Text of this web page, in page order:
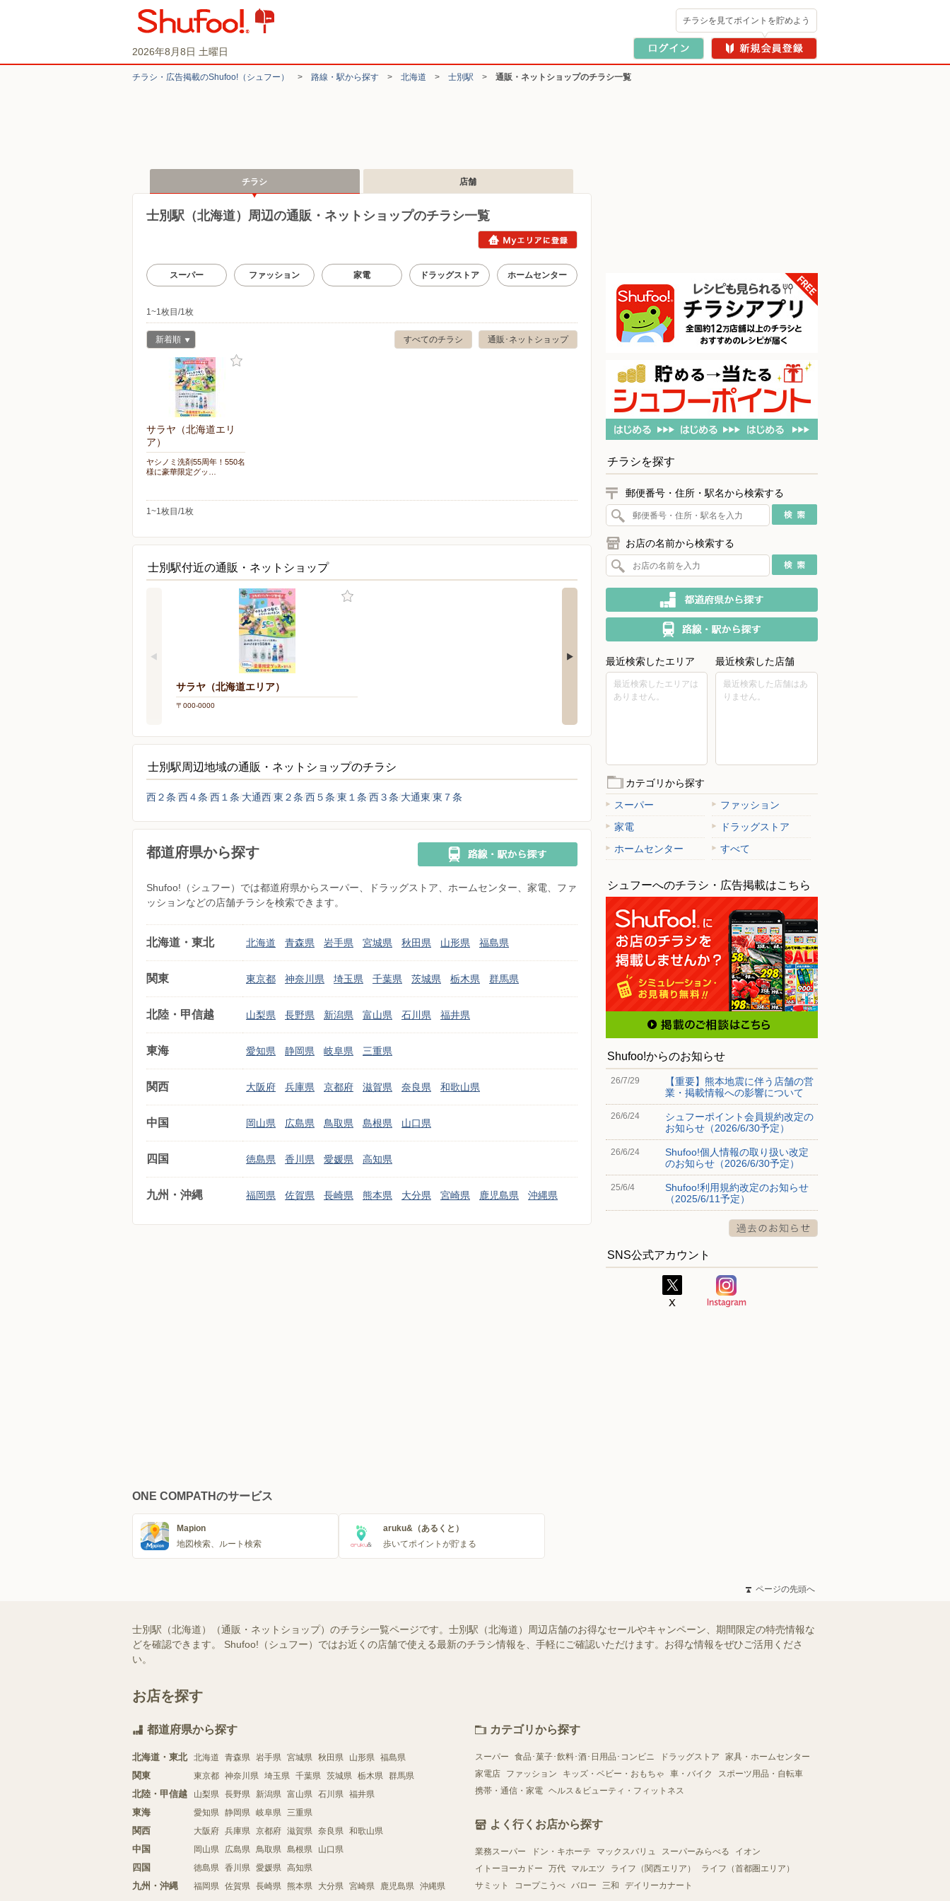
2026年8月8日 土曜日
チラシを見てポイントを貯めよう
チラシ・​広告掲載の​Shufoo!​（シュフー） > 路線・駅から探す > 北海道 > 士別駅 > 通販・ネットショップのチラシ一覧
チラシ 店舗
士別駅（北海道）周辺の通販・ネットショップのチラシ一覧
スーパー ファッション 家電 ドラッグストア ホームセンター
1~1枚目/1枚
通販･ネットショップ
すべてのチラシ
新着順
サラヤ（北海道エリ
ア）
ヤシノミ洗剤55周年！550名
様に豪華限定グッ…
1~1枚目/1枚
士別駅付近の通販・ネットショップ
サラヤ（北海道エリア）
〒000-0000
士別駅周辺地域の通販・ネットショップのチラシ
西２条 西４条 西１条 大通西東２条 西５条 東１条 西３条 大通東 東７条
都道府県から探す
Shufoo!（シュフー）では都道府県からスーパー、ドラッグストア、ホームセンター、家電、ファ
ッションなどの店舗チラシを検索できます。
北海道・東北 北海道 青森県 岩手県 宮城県 秋田県 山形県 福島県
関東 東京都 神奈川県 埼玉県 千葉県 茨城県 栃木県 群馬県
北陸・甲信越 山梨県 長野県 新潟県 富山県 石川県 福井県
東海 愛知県 静岡県 岐阜県 三重県
関西 大阪府 兵庫県 京都府 滋賀県 奈良県 和歌山県
中国 岡山県 広島県 鳥取県 島根県 山口県
四国 徳島県 香川県 愛媛県 高知県
九州・沖縄 福岡県 佐賀県 長崎県 熊本県 大分県 宮崎県 鹿児島県 沖縄県
チラシを探す
郵便番号・住所・駅名から検索する
お店の名前から検索する
最近検索したエリア
最近検索したエリアは
ありません。
最近検索した店舗
最近検索した店舗はあ
りません。
カテゴリから探す
スーパー
ファッション
家電
ドラッグストア
ホームセンター
すべて
シュフーへのチラシ・広告掲載はこちら
Shufoo!からのお知らせ
26/7/29
【重要】熊本地震に伴う店舗の営
業・掲載情報への影響について
26/6/24
シュフーポイント会員規約改定の
お知らせ（2026/6/30予定）
26/6/24
Shufoo!個人情報の取り扱い改定
のお知らせ（2026/6/30予定）
25/6/4
Shufoo!利用規約改定のお知らせ
（2025/6/11予定）
SNS公式アカウント
ONE COMPATHのサービス
Mapion
地図検索、ルート検索
aruku&（あるくと）
歩いてポイントが貯まる
ページの先頭へ
士別駅（北海道）（通販・ネットショップ）のチラシ一覧ページです。士別駅（北海道）周辺店舗のお得なセールやキャンペーン、期間限定の特売情報な
どを確認できます。 Shufoo!（シュフー）ではお近くの店舗で使える最新のチラシ情報を、手軽にご確認いただけます。お得な情報をぜひご活用くださ
い。
お店を探す
都道府県から探す
北海道・東北 北海道 青森県 岩手県 宮城県 秋田県 山形県 福島県
関東 東京都 神奈川県 埼玉県 千葉県 茨城県 栃木県 群馬県
北陸・甲信越 山梨県 長野県 新潟県 富山県 石川県 福井県
東海 愛知県 静岡県 岐阜県 三重県
関西 大阪府 兵庫県 京都府 滋賀県 奈良県 和歌山県
中国 岡山県 広島県 鳥取県 島根県 山口県
四国 徳島県 香川県 愛媛県 高知県
九州・沖縄 福岡県 佐賀県 長崎県 熊本県 大分県 宮崎県 鹿児島県 沖縄県
カテゴリから探す
スーパー 食品･菓子･飲料･酒･日用品･コンビニ ドラッグストア
家具・ホームセンター
家電店
ファッション キッズ・ベビー・おもちゃ 車・バイク
スポーツ用品・自転車
携帯・通信・家電 ヘルス＆ビューティ・フィットネス
よく行くお店から探す
業務スーパー ドン・キホーテ マックスバリュ スーパーみらべる
イオン
イトーヨーカドー
万代 マルエツ ライフ（関西エリア）
ライフ（首都圏エリア）
サミット
コープこうべ バロー 三和 デイリーカナート